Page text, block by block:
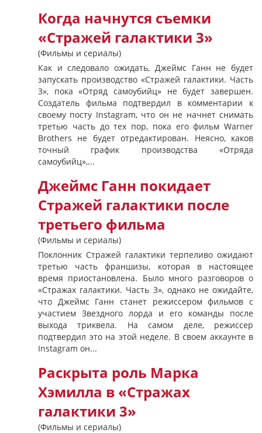
Когда начнутся съемки
«Стражей галактики 3»
(Фильмы и сериалы)
Как и следовало ожидать, Джеймс Ганн не будет
запускать производство «Стражей галактики. Часть
3», пока «Отряд самоубийц» не будет завершен.
Создатель фильма подтвердил в комментарии к
своему посту Instagram, что он не начнет снимать
третью часть до тех пор, пока его фильм Warner
Brothers не будет отредактирован. Неясно, каков
точный график производства «Отряда
самоубийц»,...
Джеймс Ганн покидает
Стражей галактики после
третьего фильма
(Фильмы и сериалы)
Поклонник Стражей галактики терпеливо ожидают
третью часть франшизы, которая в настоящее
время приостановлена. Было много разговоров о
«Стражах галактики. Часть 3», однако не ожидайте,
что Джеймс Ганн станет режиссером фильмов с
участием Звездного лорда и его команды после
выхода триквела. На самом деле, режиссер
подтвердил это на этой неделе. В своем аккаунте в
Instagram он...
Раскрыта роль Марка
Хэмилла в «Стражах
галактики 3»
(Фильмы и сериалы)